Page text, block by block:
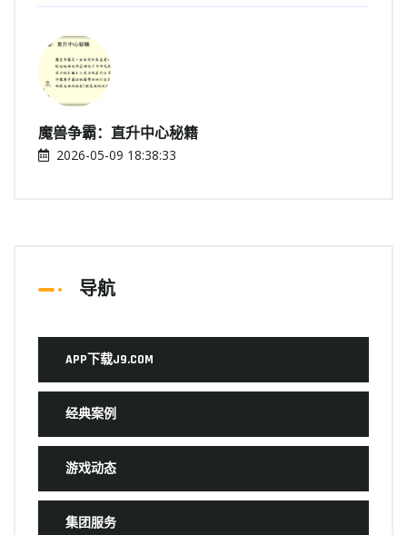
魔兽争霸：直升中心秘籍
2026-05-09 18:38:33
导航
APP下载J9.COM
经典案例
游戏动态
集团服务